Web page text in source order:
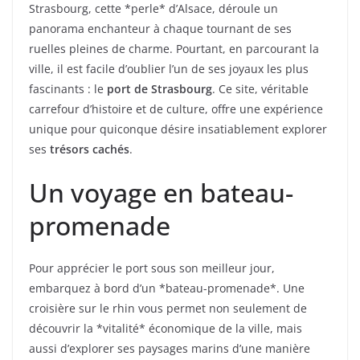
Strasbourg, cette *perle* d’Alsace, déroule un
panorama enchanteur à chaque tournant de ses
ruelles pleines de charme. Pourtant, en parcourant la
ville, il est facile d’oublier l’un de ses joyaux les plus
fascinants : le port de Strasbourg. Ce site, véritable
carrefour d’histoire et de culture, offre une expérience
unique pour quiconque désire insatiablement explorer
ses trésors cachés.
Un voyage en bateau-
promenade
Pour apprécier le port sous son meilleur jour,
embarquez à bord d’un *bateau-promenade*. Une
croisière sur le rhin vous permet non seulement de
découvrir la *vitalité* économique de la ville, mais
aussi d’explorer ses paysages marins d’une manière